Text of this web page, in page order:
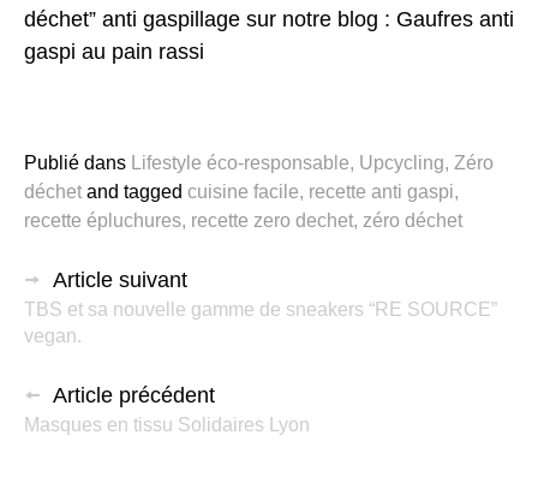
déchet” anti gaspillage sur notre blog : Gaufres anti
gaspi au pain rassi
Publié dans Lifestyle éco-responsable, Upcycling, Zéro
déchet and tagged cuisine facile, recette anti gaspi,
recette épluchures, recette zero dechet, zéro déchet
Article suivant
TBS et sa nouvelle gamme de sneakers “RE SOURCE”
vegan.
Article précédent
Masques en tissu Solidaires Lyon